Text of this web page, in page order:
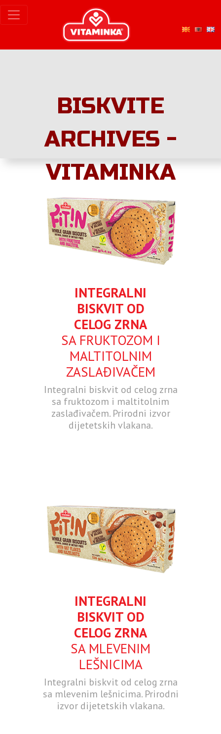
BISKVITE
ARCHIVES -
VITAMINKA
INTEGRALNI
BISKVIT OD
CELOG ZRNA
SA FRUKTOZOM I
MALTITOLNIM
ZASLAĐIVAČEM
Integralni biskvit od celog zrna
sa fruktozom i maltitolnim
zaslađivačem. Prirodni izvor
dijetetskih vlakana.
INTEGRALNI
BISKVIT OD
CELOG ZRNA
SA MLEVENIM
LEŠNICIMA
Integralni biskvit od celog zrna
sa mlevenim lešnicima. Prirodni
izvor dijetetskih vlakana.